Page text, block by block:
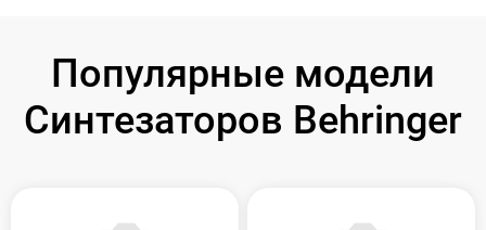
Популярные модели
Синтезаторов Behringer